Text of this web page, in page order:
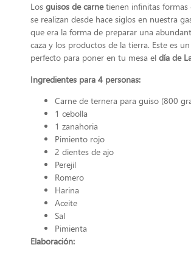
Los guisos de carnetienen infinitas formas
se realizan desde hace siglos en nuestra
que era la forma de preparar una
caza y los productos de la tierra. Este es
perfecto para poner en tu mesa el día de
Ingredientes para 4 personas:
Carne de ternera para guiso (800
1 cebolla
1 zanahoria
Pimiento rojo
2 dientes de ajo
Perejil
Romero
Harina
Aceite
Sal
Pimienta
Elaboración: